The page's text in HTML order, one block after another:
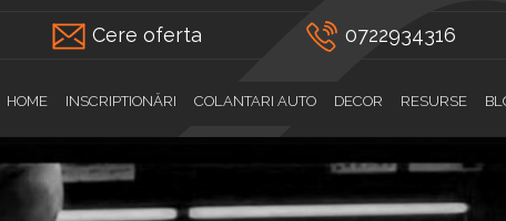
Cere oferta 0722934316
HOME INSCRIPTIONĂRI COLANTARI AUTO DECOR RESURSE